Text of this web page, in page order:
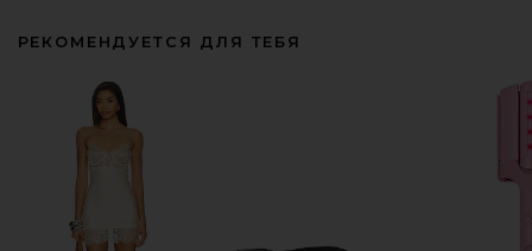
РЕКОМЕНДУЕТСЯ ДЛЯ ТЕБЯ